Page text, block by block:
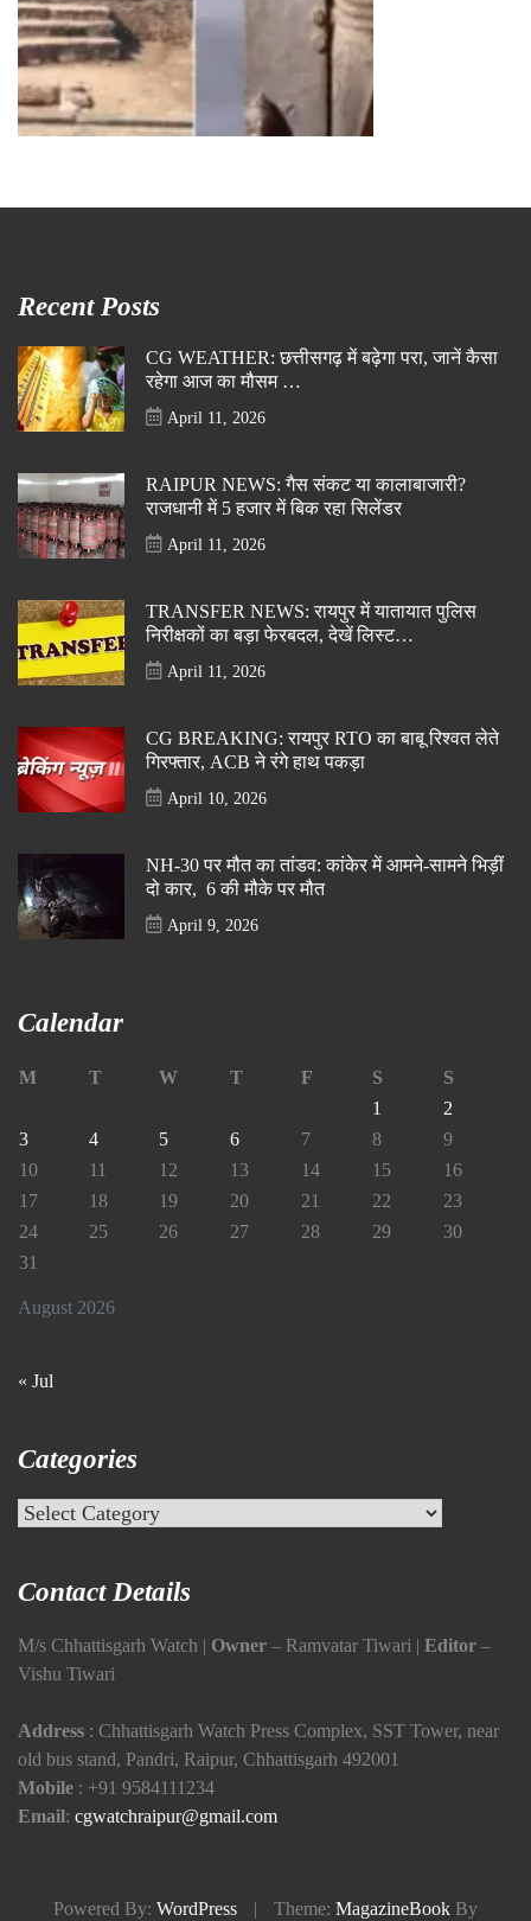
Recent Posts
CG WEATHER: छत्तीसगढ़ में बढ़ेगा परा, जानें कैसा
रहेगा आज का मौसम …
April 11, 2026
RAIPUR NEWS: गैस संकट या कालाबाजारी?
राजधानी में 5 हजार में बिक रहा सिलेंडर
April 11, 2026
TRANSFER NEWS: रायपुर में यातायात पुलिस
निरीक्षकों का बड़ा फेरबदल, देखें लिस्ट…
April 11, 2026
CG BREAKING: रायपुर RTO का बाबू रिश्वत लेते
गिरफ्तार, ACB ने रंगे हाथ पकड़ा
April 10, 2026
NH-30 पर मौत का तांडव: कांकेर में आमने-सामने भिड़ीं
दो कार, 6 की मौके पर मौत
April 9, 2026
Calendar
August 2026
M T W T F S
S
1
2
3
4 5 6 7 8
9
10
11 12 13 14 15
16
17
18 19 20 21 22
23
24
25 26 27 28 29
30
31
« Jul
Categories
Categories
Contact Details
M/s Chhattisgarh Watch | Owner – Ramvatar Tiwari | Editor –
Vishu Tiwari
Address : Chhattisgarh Watch Press Complex, SST Tower, near
old bus stand, Pandri, Raipur, Chhattisgarh 492001
Mobile : +91 9584111234
Email: cgwatchraipur@gmail.com
Powered By: WordPress | Theme: MagazineBook By